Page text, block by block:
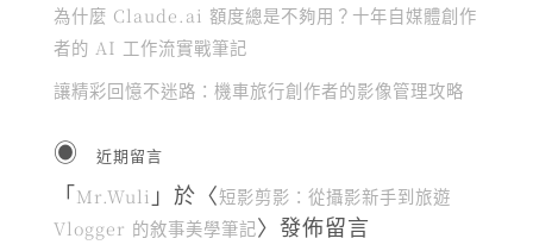
為什麼 Claude.ai 額度總是不夠用？十年自媒體創作
者的 AI 工作流實戰筆記
讓精彩回憶不迷路：機車旅行創作者的影像管理攻略
近期留言
「Mr.Wuli 」於〈短影剪影：從攝影新手到旅遊
Vlogger 的敘事美學筆記〉發佈留言